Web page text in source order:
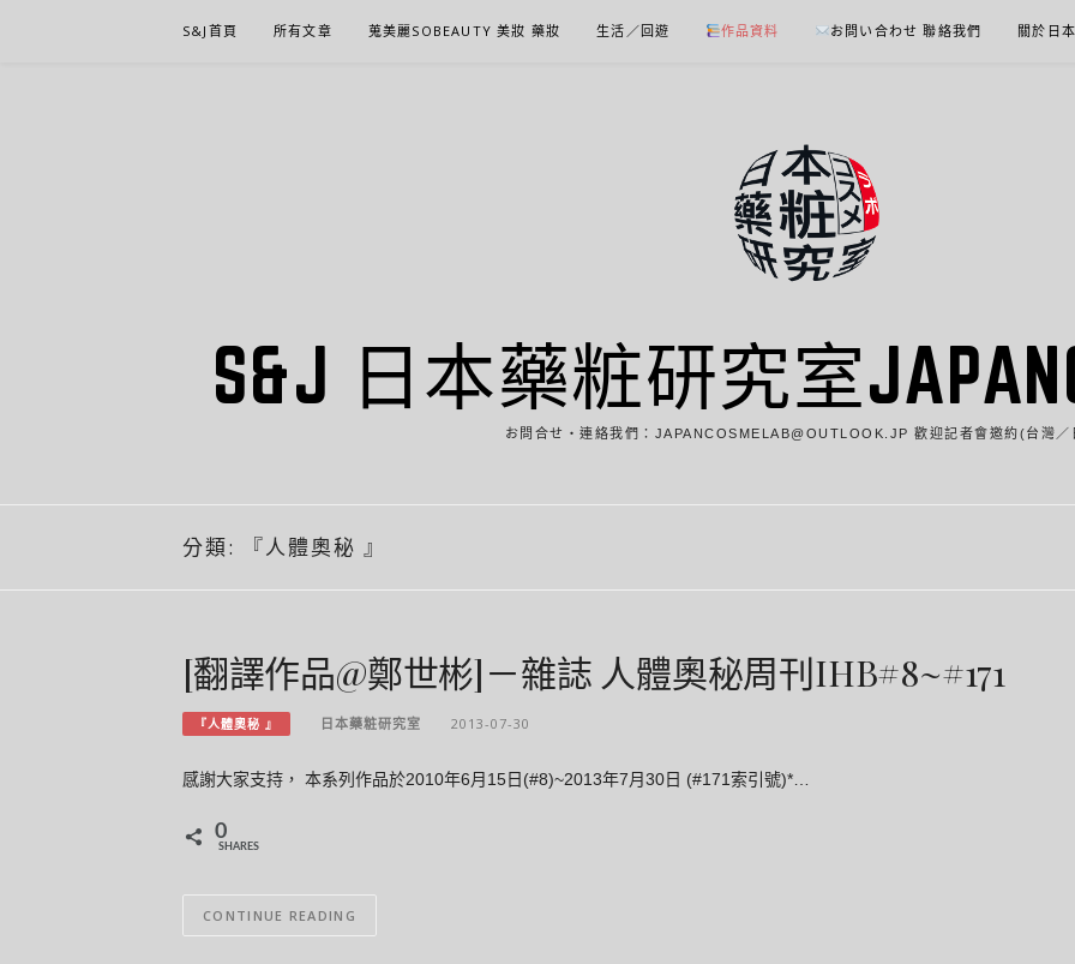
S&J首頁 所有文章 蒐美麗SOBEAUTY 美妝 藥妝 生活／回遊 作品資料 お問い合わせ 聯絡我們 關於日
S&J 日本藥粧研究室
お問合せ・連絡我們：JAPANCOSMELAB@OUTLOOK.JP 歡迎記者會邀約(台灣／
分類: 『人體奧秘 』
[翻譯作品@鄭世彬]－雜誌 人體奧秘周刊IHB#8~#171
『人體奧秘 』 日本藥粧研究室 2013-07-30
感謝大家支持， 本系列作品於2010年6月15日(#8)~2013年7月30日 (#171索引號)*…
0
SHARES
CONTINUE READING